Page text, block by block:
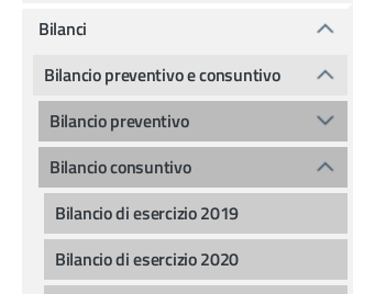
Bilanci
Bilancio preventivo e consuntivo
Bilancio preventivo
Bilancio consuntivo
Bilancio di esercizio 2019
Bilancio di esercizio 2020